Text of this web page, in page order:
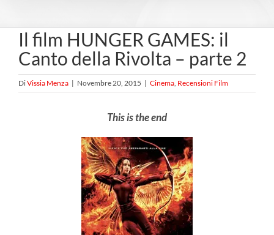
Il film HUNGER GAMES: il
Canto della Rivolta – parte 2
DiVissia Menza | Novembre 20, 2015 | Cinema, Recensioni Film
This is the end